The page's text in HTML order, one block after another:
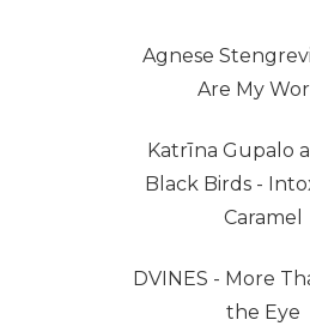
Agnese
Are My
Katrīna Gupalo
Black Birds -
Caramel
DVINES - More
the Eye